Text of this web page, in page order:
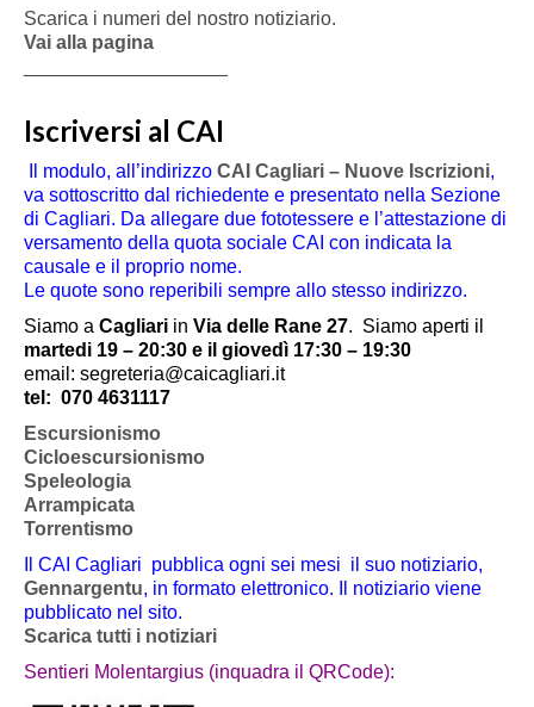
Scarica i numeri del nostro notiziario.
Vai alla pagina
Iscriversi al CAI
Il modulo, all’indirizzo CAI Cagliari – Nuove Iscrizioni,
va sottoscritto dal richiedente e presentato nella Sezione
di Cagliari. Da allegare due fototessere e l’attestazione di
versamento della quota sociale CAI con indicata la
causale e il proprio nome.
Le quote sono reperibili sempre allo stesso indirizzo.
Siamo a Cagliari in Via delle Rane 27. Siamo aperti il
martedi 19 – 20:30 e il giovedì 17:30 – 19:30
email: segreteria@caicagliari.it
tel: 070 4631117
Escursionismo
Cicloescursionismo
Speleologia
Arrampicata
Torrentismo
Il CAI Cagliari pubblica ogni sei mesi il suo notiziario,
Gennargentu, in formato elettronico. Il notiziario viene
pubblicato nel sito.
Scarica tutti i notiziari
Sentieri Molentargius (inquadra il QRCode):